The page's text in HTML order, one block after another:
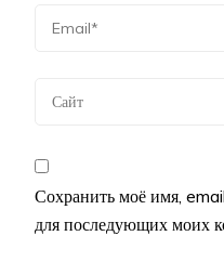
Сохранить моё имя,
для последующих моих